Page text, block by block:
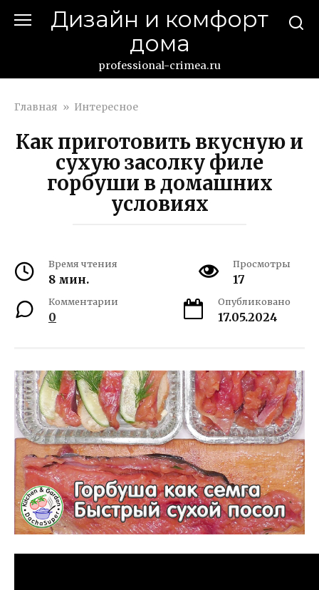
Дизайн и комфорт
дома
professional-crimea.ru
Главная » Интересное
Как приготовить вкусную и
сухую засолку филе
горбуши в домашних
условиях
Время чтения
8 мин.
Просмотры
17
Комментарии
0
Опубликовано
17.05.2024